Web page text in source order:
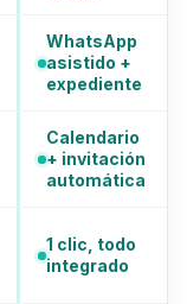
WhatsApp
asistido +
expediente
Calendario
+ invitación
automática
1 clic, todo
integrado